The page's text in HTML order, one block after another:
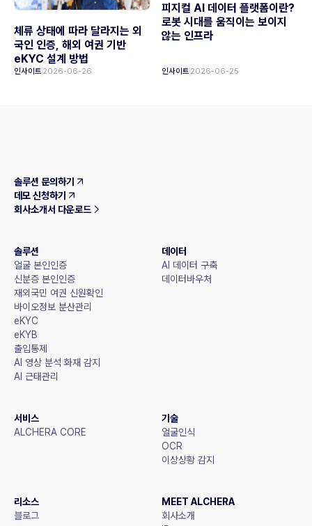
체류 상태에 따라 달라지는 외
국인 인증, 해외 여권 기반
eKYC 설계 방법
인사이트 2026-06-26
피지컬 AI 데이터 플랫폼이란?
로봇 시대를 움직이는 보이지
않는 인프라
인사이트 2026-06-25
솔루션 문의하기
데모 신청하기
회사소개서 다운로드
솔루션
얼굴 본인인증
신분증 본인인증
재외국민 여권 신원확인
바이오정보 분산관리
eKYC
eKYB
출입통제
AI 영상 분석 화재 감지
AI 근태관리
데이터
AI 데이터 구축
데이터바우처
서비스
ALCHERA CORE
기술
얼굴인식
OCR
이상상황 감지
리소스
블로그
MEET ALCHERA
회사소개